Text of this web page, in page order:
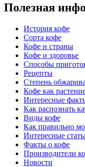
Полезная
История кофе
Сорта кофе
Кофе и страны
Кофе и здоровье
Способы
Рецепты
Степень
Кофе как
Интересные
Как распознать
Виды кофе
Как правильно
Интересные
Факты о кофе
Производители
Новости